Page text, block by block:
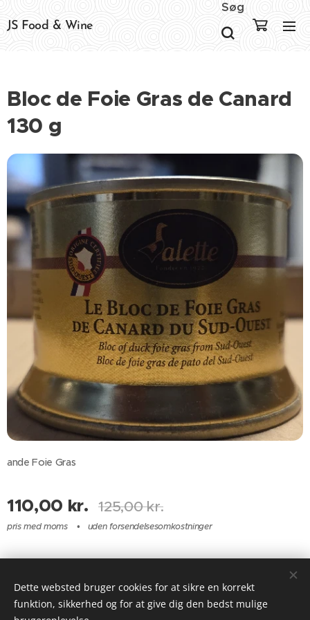
JS Food & Wine
Søg
Bloc de Foie Gras de Canard
130 g
ande Foie Gras
110,00 kr. 125,00kr.
pris med moms uden forsendelsesomkostninger
JS Food & Wine 2025
Cookies
Dette websted bruger cookies for at sikre en korrekt
funktion, sikkerhed og for at give dig den bedst mulige